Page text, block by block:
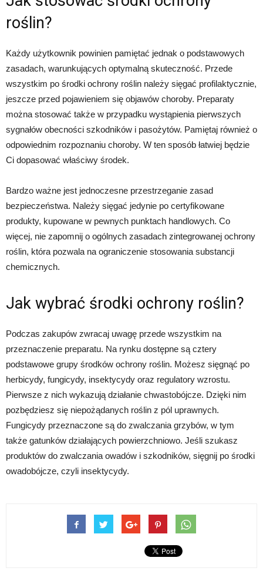
roślin?
Każdy użytkownik powinien pamiętać jednak o podstawowych
zasadach, warunkujących optymalną skuteczność. Przede
wszystkim po środki ochrony roślin należy sięgać profilaktycznie,
jeszcze przed pojawieniem się objawów choroby. Preparaty
można stosować także w przypadku wystąpienia pierwszych
sygnałów obecności szkodników i pasożytów. Pamiętaj również o
odpowiednim rozpoznaniu choroby. W ten sposób łatwiej będzie
Ci dopasować właściwy środek.
Bardzo ważne jest jednoczesne przestrzeganie zasad
bezpieczeństwa. Należy sięgać jedynie po certyfikowane
produkty, kupowane w pewnych punktach handlowych. Co
więcej, nie zapomnij o ogólnych zasadach zintegrowanej ochrony
roślin, która pozwala na ograniczenie stosowania substancji
chemicznych.
Jak wybrać środki ochrony roślin?
Podczas zakupów zwracaj uwagę przede wszystkim na
przeznaczenie preparatu. Na rynku dostępne są cztery
podstawowe grupy środków ochrony roślin. Możesz sięgnąć po
herbicydy, fungicydy, insektycydy oraz regulatory wzrostu.
Pierwsze z nich wykazują działanie chwastobójcze. Dzięki nim
pozbędziesz się niepożądanych roślin z pól uprawnych.
Fungicydy przeznaczone są do zwalczania grzybów, w tym
także gatunków działających powierzchniowo. Jeśli szukasz
produktów do zwalczania owadów i szkodników, sięgnij po środki
owadobójcze, czyli insektycydy.